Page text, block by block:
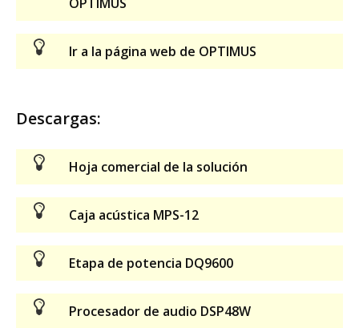
Ir a la página web de OPTIMUS
Descargas:
Hoja comercial de la solución
Caja acústica MPS-12
Etapa de potencia DQ9600
Procesador de audio DSP48W